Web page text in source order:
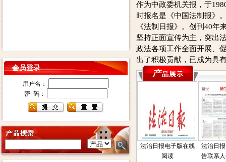
会员登录
用户名：
密 码：
作为中政委机关报，于
时报名是《中国法制报》
《法制日报》。创刊40年
坚持正面宣传为主，突出
政法各项工作全面开展、
出了积极贡献，已成为具
法治日报电子版在线
阅读
法治日
告联系